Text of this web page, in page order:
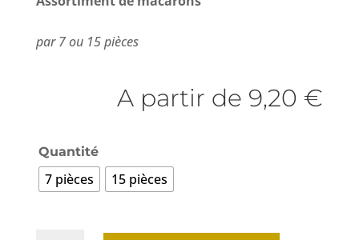
par 7ou 15 pièces
A partir de 9,20 €
Quantité
7 pièces 15 pièces